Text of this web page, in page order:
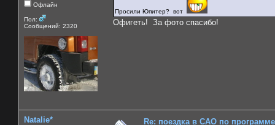
Офлайн
Пол:
Сообщений: 2320
Просили Юпитер? вот
Офигеть! За фото спасибо!
Natalie* Re: поездка в САО по